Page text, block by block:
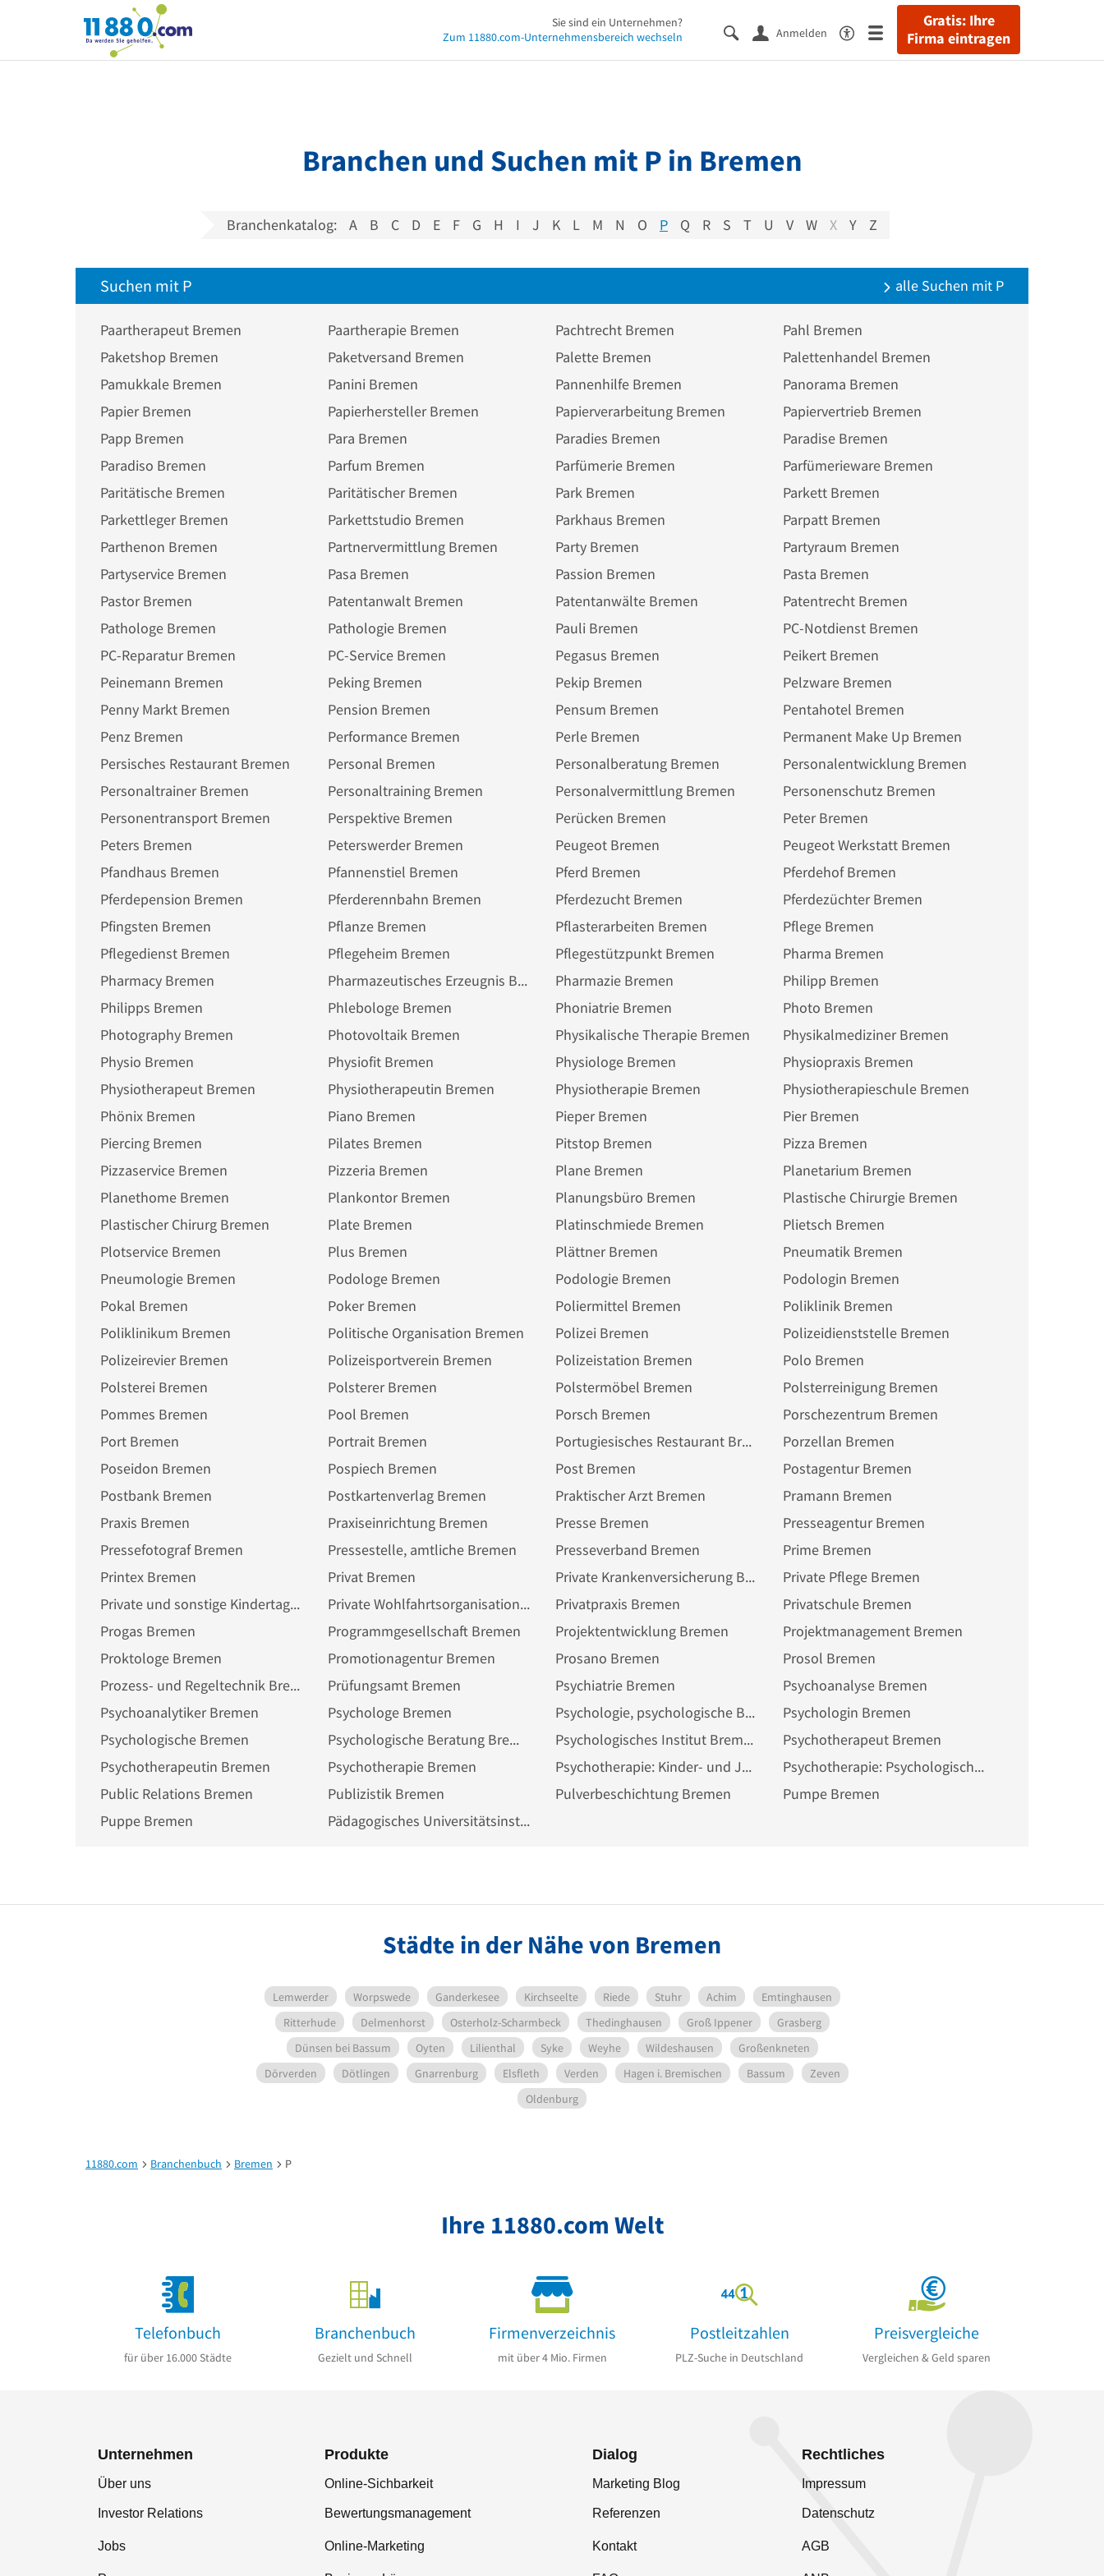
11880.com
Gratis: Ihre
Firma eintragen
Anmelden
Sie sind ein Unternehmen?
Zum 11880.com-Unternehmensbereich wechseln
Branchen und Suchen mit P in Bremen
Branchenkatalog: A B C D E F G H I J K L M N O P Q R S T U V W X Y Z
Suchen mit P alle Suchen mit P
Paartherapeut Bremen Paartherapie Bremen Pachtrecht Bremen
Pahl Bremen
Paketshop Bremen
Paketversand Bremen Palette Bremen
Palettenhandel Bremen
Pamukkale Bremen
Panini Bremen Pannenhilfe Bremen
Panorama Bremen
Papier Bremen
Papierhersteller Bremen Papierverarbeitung Bremen
Papiervertrieb Bremen
Papp Bremen
Para Bremen Paradies Bremen
Paradise Bremen
Paradiso Bremen
Parfum Bremen Parfümerie Bremen
Parfümerieware Bremen
Paritätische Bremen
Paritätischer Bremen Park Bremen
Parkett Bremen
Parkettleger Bremen
Parkettstudio Bremen Parkhaus Bremen
Parpatt Bremen
Parthenon Bremen
Partnervermittlung Bremen Party Bremen
Partyraum Bremen
Partyservice Bremen
Pasa Bremen Passion Bremen
Pasta Bremen
Pastor Bremen
Patentanwalt Bremen Patentanwälte Bremen
Patentrecht Bremen
Pathologe Bremen
Pathologie Bremen Pauli Bremen
PC-Notdienst Bremen
PC-Reparatur Bremen
PC-Service Bremen Pegasus Bremen
Peikert Bremen
Peinemann Bremen
Peking Bremen Pekip Bremen
Pelzware Bremen
Penny Markt Bremen
Pension Bremen Pensum Bremen
Pentahotel Bremen
Penz Bremen
Performance Bremen Perle Bremen
Permanent Make Up Bremen
Persisches Restaurant Bremen
Personal Bremen Personalberatung Bremen
Personalentwicklung Bremen
Personaltrainer Bremen
Personaltraining Bremen Personalvermittlung Bremen
Personenschutz Bremen
Personentransport Bremen
Perspektive Bremen Perücken Bremen
Peter Bremen
Peters Bremen
Peterswerder Bremen Peugeot Bremen
Peugeot Werkstatt Bremen
Pfandhaus Bremen
Pfannenstiel Bremen Pferd Bremen
Pferdehof Bremen
Pferdepension Bremen
Pferderennbahn Bremen Pferdezucht Bremen
Pferdezüchter Bremen
Pfingsten Bremen
Pflanze Bremen Pflasterarbeiten Bremen
Pflege Bremen
Pflegedienst Bremen
Pflegeheim Bremen Pflegestützpunkt Bremen
Pharma Bremen
Pharmacy Bremen
Pharmazeutisches Erzeugnis Bremen Pharmazie Bremen
Philipp Bremen
Philipps Bremen
Phlebologe Bremen Phoniatrie Bremen
Photo Bremen
Photography Bremen
Photovoltaik Bremen Physikalische Therapie Bremen
Physikalmediziner Bremen
Physio Bremen
Physiofit Bremen Physiologe Bremen
Physiopraxis Bremen
Physiotherapeut Bremen
Physiotherapeutin Bremen Physiotherapie Bremen
Physiotherapieschule Bremen
Phönix Bremen
Piano Bremen Pieper Bremen
Pier Bremen
Piercing Bremen
Pilates Bremen Pitstop Bremen
Pizza Bremen
Pizzaservice Bremen
Pizzeria Bremen Plane Bremen
Planetarium Bremen
Planethome Bremen
Plankontor Bremen Planungsbüro Bremen
Plastische Chirurgie Bremen
Plastischer Chirurg Bremen
Plate Bremen Platinschmiede Bremen
Plietsch Bremen
Plotservice Bremen
Plus Bremen Plättner Bremen
Pneumatik Bremen
Pneumologie Bremen
Podologe Bremen Podologie Bremen
Podologin Bremen
Pokal Bremen
Poker Bremen Poliermittel Bremen
Poliklinik Bremen
Poliklinikum Bremen
Politische Organisation Bremen Polizei Bremen
Polizeidienststelle Bremen
Polizeirevier Bremen
Polizeisportverein Bremen Polizeistation Bremen
Polo Bremen
Polsterei Bremen
Polsterer Bremen Polstermöbel Bremen
Polsterreinigung Bremen
Pommes Bremen
Pool Bremen Porsch Bremen
Porschezentrum Bremen
Port Bremen
Portrait Bremen Portugiesisches Restaurant Bremen
Porzellan Bremen
Poseidon Bremen
Pospiech Bremen Post Bremen
Postagentur Bremen
Postbank Bremen
Postkartenverlag Bremen Praktischer Arzt Bremen
Pramann Bremen
Praxis Bremen
Praxiseinrichtung Bremen Presse Bremen
Presseagentur Bremen
Pressefotograf Bremen
Pressestelle, amtliche Bremen Presseverband Bremen
Prime Bremen
Printex Bremen
Privat Bremen Private Krankenversicherung Bremen
Private Pflege Bremen
Private und sonstige Kindertagesstätte Bremen
Private Wohlfahrtsorganisation Bremen Privatpraxis Bremen
Privatschule Bremen
Progas Bremen
Programmgesellschaft Bremen Projektentwicklung Bremen
Projektmanagement Bremen
Proktologe Bremen
Promotionagentur Bremen Prosano Bremen
Prosol Bremen
Prozess- und Regeltechnik Bremen
Prüfungsamt Bremen Psychiatrie Bremen
Psychoanalyse Bremen
Psychoanalytiker Bremen
Psychologe Bremen Psychologie, psychologische Beratung Bremen
Psychologin Bremen
Psychologische Bremen
Psychologische Beratung Bremen Psychologisches Institut Bremen
Psychotherapeut Bremen
Psychotherapeutin Bremen
Psychotherapie Bremen Psychotherapie: Kinder- und Jugendlichenpsychotherapeut Bremen
Psychotherapie: Psychologischer Psychotherapeut Bremen
Public Relations Bremen
Publizistik Bremen Pulverbeschichtung Bremen
Pumpe Bremen
Puppe Bremen
Pädagogisches Universitätsinstitut Bremen
Städte in der Nähe von Bremen
Lemwerder Worpswede Ganderkesee Kirchseelte Riede Stuhr Achim
Emtinghausen
Ritterhude
Delmenhorst Osterholz-Scharmbeck Thedinghausen Groß Ippener
Grasberg
Dünsen bei Bassum
Oyten Lilienthal Syke Weyhe Wildeshausen
Großenkneten
Dörverden
Dötlingen Gnarrenburg Elsfleth Verden Hagen i. Bremischen Bassum
Zeven
Oldenburg
11880.com Branchenbuch Bremen P
Ihre 11880.com Welt
Telefonbuch
für über 16.000 Städte
Branchenbuch
Gezielt und Schnell
Firmenverzeichnis
mit über 4 Mio. Firmen
Postleitzahlen
PLZ-Suche in Deutschland
Preisvergleiche
Vergleichen & Geld sparen
Unternehmen
Über uns
Investor Relations
Jobs
Produkte
Online-Sichbarkeit
Bewertungsmanagement
Online-Marketing
Dialog
Marketing Blog
Referenzen
Kontakt
Rechtliches
Impressum
Datenschutz
AGB